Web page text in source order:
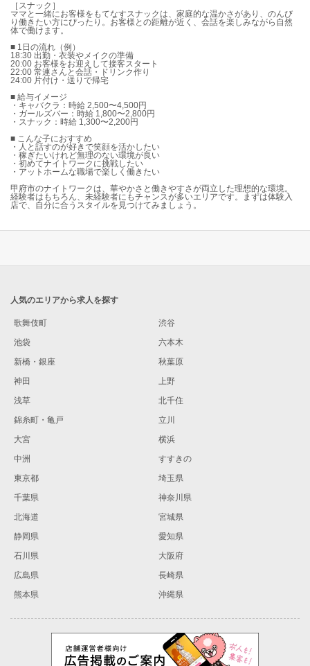
［スナック］
ママと一緒にお客様をもてなすスナックは、家庭的な温かさがあり、のんび
り働きたい方にぴったり。お客様との距離が近く、会話を楽しみながら自然
体で働けます。
■ 1日の流れ（例）
18:30 出勤・衣装やメイクの準備
20:00 お客様をお迎えして接客スタート
22:00 常連さんと会話・ドリンク作り
24:00 片付け・送りで帰宅
■ 給与イメージ
・キャバクラ：時給 2,500〜4,500円
・ガールズバー：時給 1,800〜2,800円
・スナック：時給 1,300〜2,200円
■ こんな子におすすめ
・人と話すのが好きで笑顔を活かしたい
・稼ぎたいけれど無理のない環境が良い
・初めてナイトワークに挑戦したい
・アットホームな職場で楽しく働きたい
甲府市のナイトワークは、華やかさと働きやすさが両立した理想的な環境。
経験者はもちろん、未経験者にもチャンスが多いエリアです。まずは体験入
店で、自分に合うスタイルを見つけてみましょう。
人気のエリアから求人を探す
歌舞伎町
渋谷
池袋
六本木
新橋・銀座
秋葉原
神田
上野
浅草
北千住
錦糸町・亀戸
立川
大宮
横浜
中洲
すすきの
東京都
埼玉県
千葉県
神奈川県
北海道
宮城県
静岡県
愛知県
石川県
大阪府
広島県
長崎県
熊本県
沖縄県